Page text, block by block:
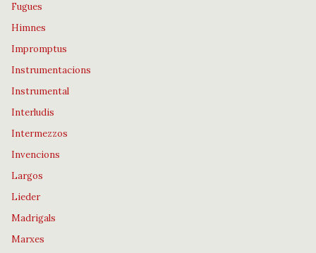
Fugues
Himnes
Impromptus
Instrumentacions
Instrumental
Interludis
Intermezzos
Invencions
Largos
Lieder
Madrigals
Marxes